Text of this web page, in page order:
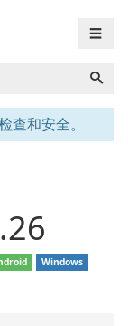
☰
查和安全。
Windows